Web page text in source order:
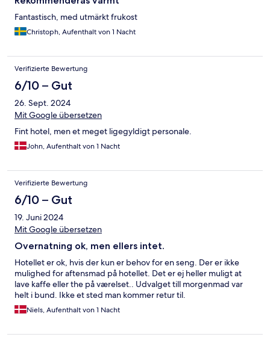
Fantastisch, med utmärkt frukost
Christoph, Aufenthalt von 1 Nacht
Verifizierte Bewertung
6/10 – Gut
26. Sept. 2024
Mit Google übersetzen
Fint hotel, men et meget ligegyldigt personale.
John, Aufenthalt von 1 Nacht
Verifizierte Bewertung
6/10 – Gut
19. Juni 2024
Mit Google übersetzen
Overnatning ok, men ellers intet.
Hotellet er ok, hvis der kun er behov for en seng. Der er ikke
mulighed for aftensmad på hotellet. Det er ej heller muligt at
lave kaffe eller the på værelset.. Udvalget till morgenmad var
helt i bund. Ikke et sted man kommer retur til.
Niels, Aufenthalt von 1 Nacht